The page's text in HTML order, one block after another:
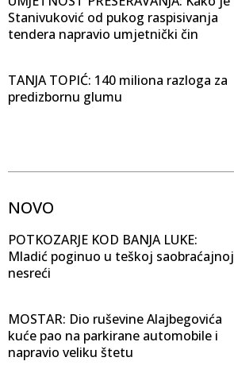
Stanivuković od pukog raspisivanja
tendera napravio umjetnički čin
TANJA TOPIĆ: 140 miliona razloga za
predizbornu glumu
NOVO
POTKOZARJE KOD BANJA LUKE:
Mladić poginuo u teškoj saobraćajnoj
nesreći
MOSTAR: Dio ruševine Alajbegovića
kuće pao na parkirane automobile i
napravio veliku štetu